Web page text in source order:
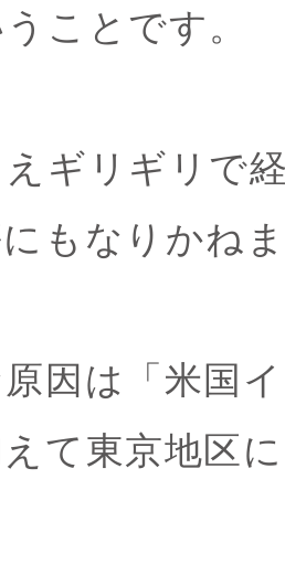
ことです。
ギリギリで
もなりかね
因は「米国
て東京地区